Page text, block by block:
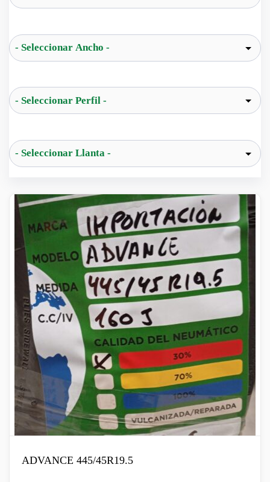
ADVANCE 445/45R19.5